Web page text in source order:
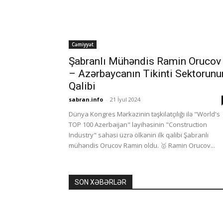
Cəmiyyət
Şabranlı Mühəndis Ramin Orucov
– Azərbaycanın Tikinti
Qalibi
sabran.info - 21 İyul 2024
Dünya Kongres Mərkəzinin təşkilatçılığı ilə "World's
TOP 100 Azerbaijan" layihəsinin "Construction
Industry" sahəsi üzrə ölkənin ilk qalibi Şabranlı
mühəndis Orucov Ramin oldu. 🥇 Ramin Orucov...
SON XƏBƏRLƏR